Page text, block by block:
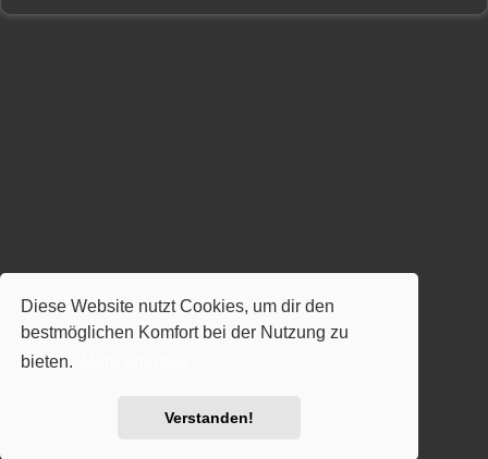
Diese Website nutzt Cookies, um dir den
bestmöglichen Komfort bei der Nutzung zu
bieten.
Verstanden!